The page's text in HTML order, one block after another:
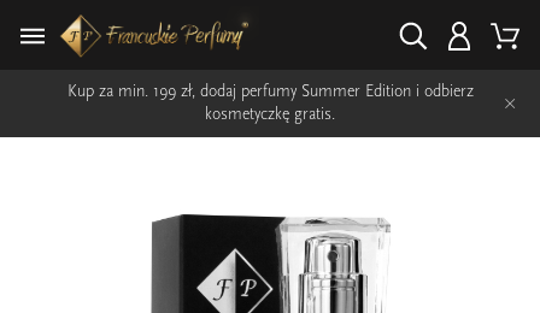
Kup za min. 199 zł, dodaj perfumy Summer Edition i odbierz
kosmetyczkę gratis.
×